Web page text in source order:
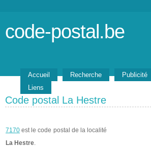
code-postal.be
Accueil Recherche Publicité
Liens
Code postal La Hestre
7170 est le code postal de la localité
La Hestre.